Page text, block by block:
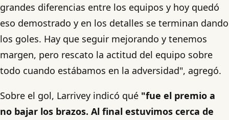
grandes diferencias entre los equipos y hoy quedó
eso demostrado y en los detalles se terminan dando
los goles. Hay que seguir mejorando y tenemos
margen, pero rescato la actitud del equipo sobre
todo cuando estábamos en la adversidad", agregó.
Sobre el gol, Larrivey indicó qué "fue el premio a
no bajar los brazos. Al final estuvimos cerca de